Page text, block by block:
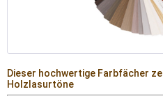
Dieser hochwertige Farbfächer
Holzlasurtöne